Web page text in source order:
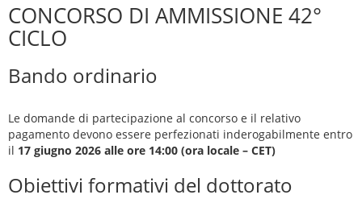
CONCORSO DI AMMISSIONE 42°
CICLO
Bando ordinario
Le domande di partecipazione al concorso e il relativo
pagamento devono essere perfezionati inderogabilmente entro
il 17 giugno 2026 alle ore 14:00 (ora locale – CET)
Obiettivi formativi del dottorato